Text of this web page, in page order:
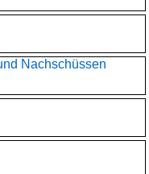
Nachschüssen